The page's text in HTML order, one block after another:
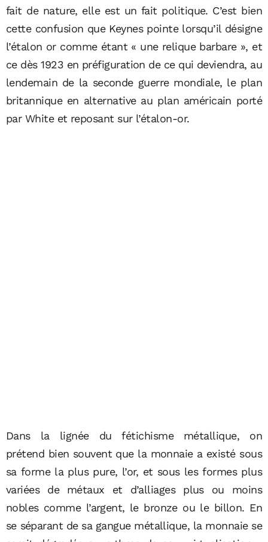
fait de nature, elle est un fait politique. C’est bien
cette confusion que Keynes pointe lorsqu’il désigne
l’étalon or comme étant « une relique barbare », et
ce dès 1923 en préfiguration de ce qui deviendra, au
lendemain de la seconde guerre mondiale, le plan
britannique en alternative au plan américain porté
par White et reposant sur l’étalon-or.
Dans la lignée du fétichisme métallique, on
prétend bien souvent que la monnaie a existé sous
sa forme la plus pure, l’or, et sous les formes plus
variées de métaux et d’alliages plus ou moins
nobles comme l’argent, le bronze ou le billon. En
se séparant de sa gangue métallique, la monnaie se